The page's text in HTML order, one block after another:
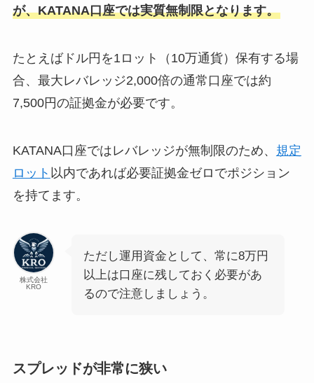
が、KATANA口座では実質無制限となります。
たとえばドル円を1ロット（10万通貨）保有する場
合、最大レバレッジ2,000倍の通常口座では約
7,500円の証拠金が必要です。
KATANA口座ではレバレッジが無制限のため、 規定
ロット 以内であれば必要証拠金ゼロでポジション
を持てます。
株式会社
KRO
ただし運用資金として、常に8万円
以上は口座に残しておく必要があ
るので注意しましょう。
スプレッドが非常に狭い